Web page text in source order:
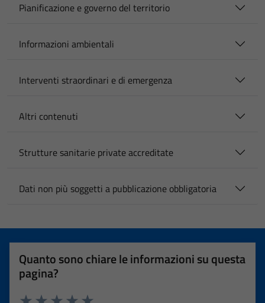
Pianificazione e governo del territorio
Informazioni ambientali
Interventi straordinari e di emergenza
Altri contenuti
Strutture sanitarie private accreditate
Dati non più soggetti a pubblicazione obbligatoria
Quanto sono chiare le informazioni su questa
pagina?